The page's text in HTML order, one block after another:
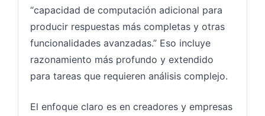
“capacidad de computación adicional para
producir respuestas más completas y otras
funcionalidades avanzadas.” Eso incluye
razonamiento más profundo y extendido
para tareas que requieren análisis complejo.
El enfoque claro es en creadores y empresas